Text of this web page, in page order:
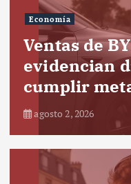
Economía
Ventas de
evidencian
cumplir
agosto 2, 2026